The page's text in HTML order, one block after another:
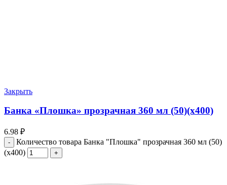
Закрыть
Банка «Плошка» прозрачная 360 мл (50)(х400)
6.98 ₽
Количество товара Банка "Плошка" прозрачная 360 мл (50)
(х400)